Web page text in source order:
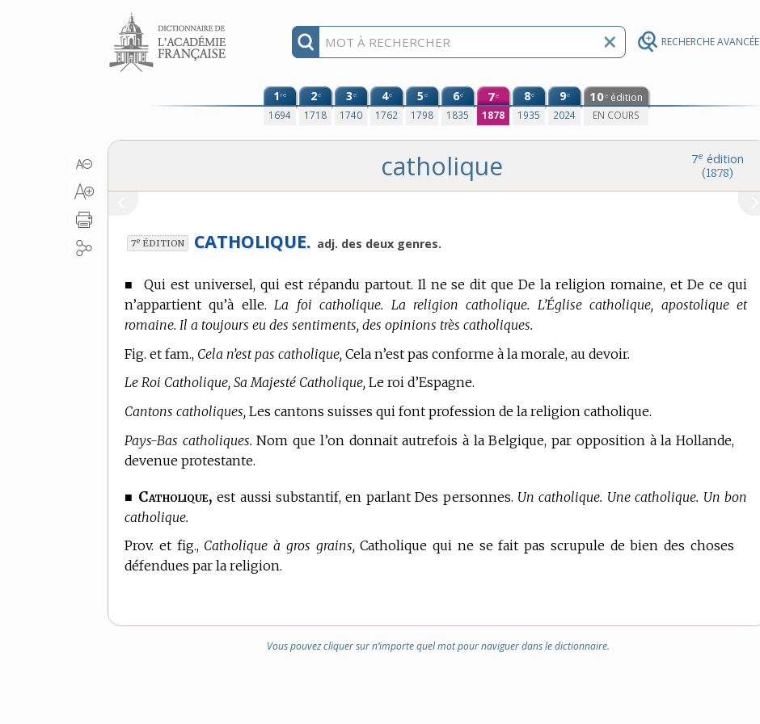
RECHERCHE AVANCÉE
Aller au contenu
1re
1694
2e
1718
3e
1740
4e
1762
5e
1798
6e
1835
7e
1878
8e
1935
9e
2024
10e édition
EN COURS
7e édition
(1878)
catholique
7e ÉDITION CATHOLIQUE. adj. des deux genres.
■ Qui est universel, qui est répandu partout. Il ne se dit que De la religion romaine, et De ce qui
n’appartient qu’à elle. La foi catholique. La religion catholique. L’Église catholique, apostolique et
romaine. Il a toujours eu des sentiments, des opinions très catholiques.
Fig. et fam., Cela n’est pas catholique, Cela n’est pas conforme à la morale, au devoir.
Le Roi Catholique, Sa Majesté Catholique, Le roi d’Espagne.
Cantons catholiques, Les cantons suisses qui font profession de la religion catholique.
Pays-Bas catholiques. Nom que l’on donnait autrefois à la Belgique, par opposition à la Hollande,
devenue protestante.
■ Catholique, est aussi substantif, en parlant Des personnes. Un catholique. Une catholique. Un bon
catholique.
Prov. et fig., Catholique à gros grains,Catholique qui ne se fait pas scrupule de bien des choses
défendues par la religion.
Vous pouvez cliquer sur n’importe quel mot pour naviguer dans le dictionnaire.